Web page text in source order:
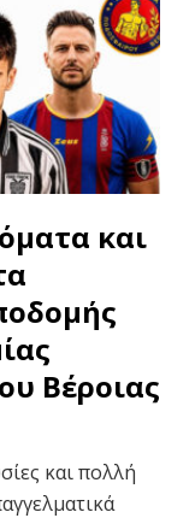
και
Βέροιας
και πολλή